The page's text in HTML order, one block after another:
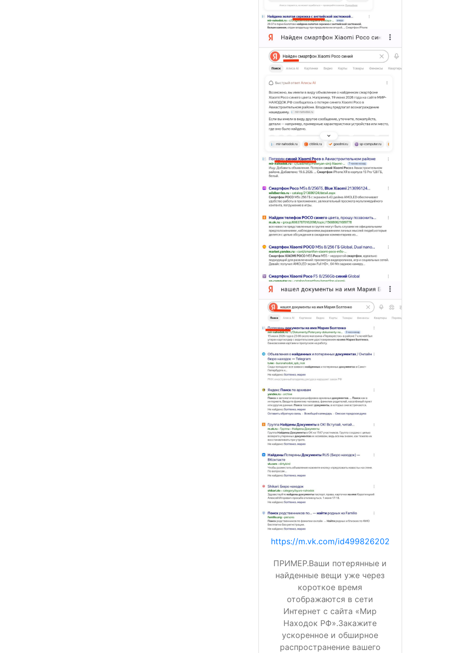
https://m.vk.com/id499826202
ПРИМЕР.Ваши потерянные и
найденные вещи уже через
короткое время
отображаются в сети
Интернет с сайта «Мир
Находок РФ».Закажите
ускоренное и обширное
распространение вашего